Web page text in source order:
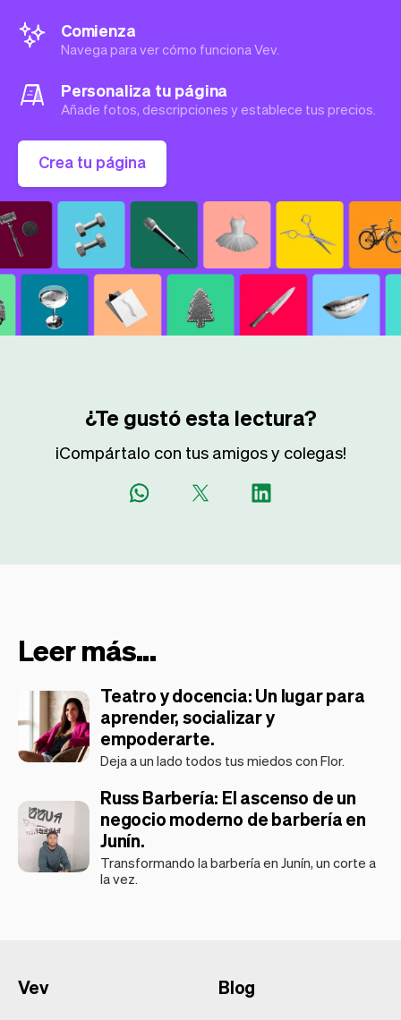
Comienza
Navega para ver cómo funciona Vev.
Personaliza tu página
Añade fotos, descripciones y establece tus precios.
Crea tu página
¿Te gustó esta lectura?
¡Compártalo con tus amigos y colegas!
Leer más...
Teatro y docencia: Un lugar para
aprender, socializar y
empoderarte.
Deja a un lado todos tus miedos con Flor.
Russ Barbería: El ascenso de un
negocio moderno de barbería en
Junín.
Transformando la barbería en Junín, un corte a
la vez.
Vev Blog